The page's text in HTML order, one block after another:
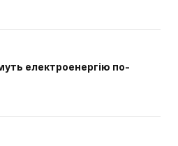
електроенергію по-